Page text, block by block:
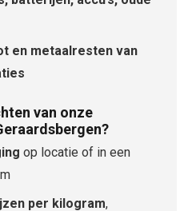
en metaalresten van
van onze
op locatie of in een
per kilogram,